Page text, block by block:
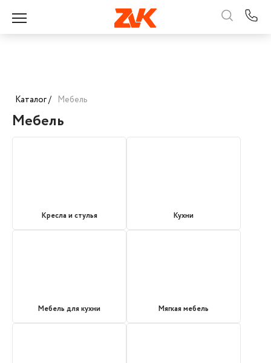
Каталог / Мебель
Мебель
Кресла и стулья Кухни
Мебель для кухни Мягкая мебель